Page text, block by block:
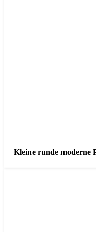
Kleine runde moderne